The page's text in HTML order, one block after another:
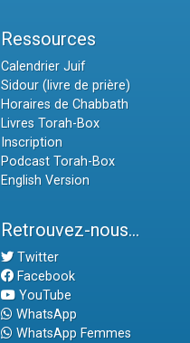
Ressources
Calendrier Juif
Sidour (livre de prière)
Horaires de Chabbath
Livres Torah-Box
Inscription
Podcast Torah-Box
English Version
Retrouvez-nous...
Twitter
Facebook
YouTube
WhatsApp
WhatsApp Femmes